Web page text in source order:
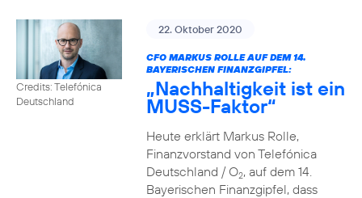
Credits: Telefónica
Deutschland
22. Oktober 2020
CFO MARKUS ROLLE AUF DEM 14.
BAYERISCHEN FINANZGIPFEL:
„Nachhaltigkeit ist ein
MUSS-Faktor“
Heute erklärt Markus Rolle,
Finanzvorstand von Telefónica
Deutschland / O2, auf dem 14.
Bayerischen Finanzgipfel, dass